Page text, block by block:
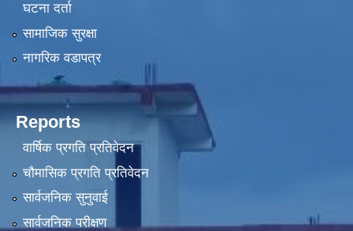
घटना दर्ता
सामाजिक सुरक्षा
नागरिक वडापत्र
Reports
वार्षिक प्रगति प्रतिवेदन
चौमासिक प्रगति प्रतिवेदन
सार्वजनिक सुनुवाई
सार्वजनिक परीक्षण